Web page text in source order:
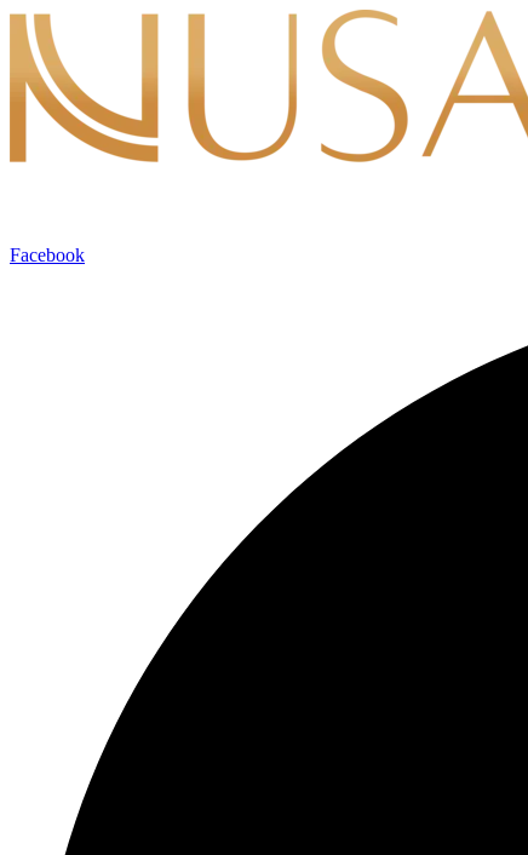
Lewati
konten
Facebook